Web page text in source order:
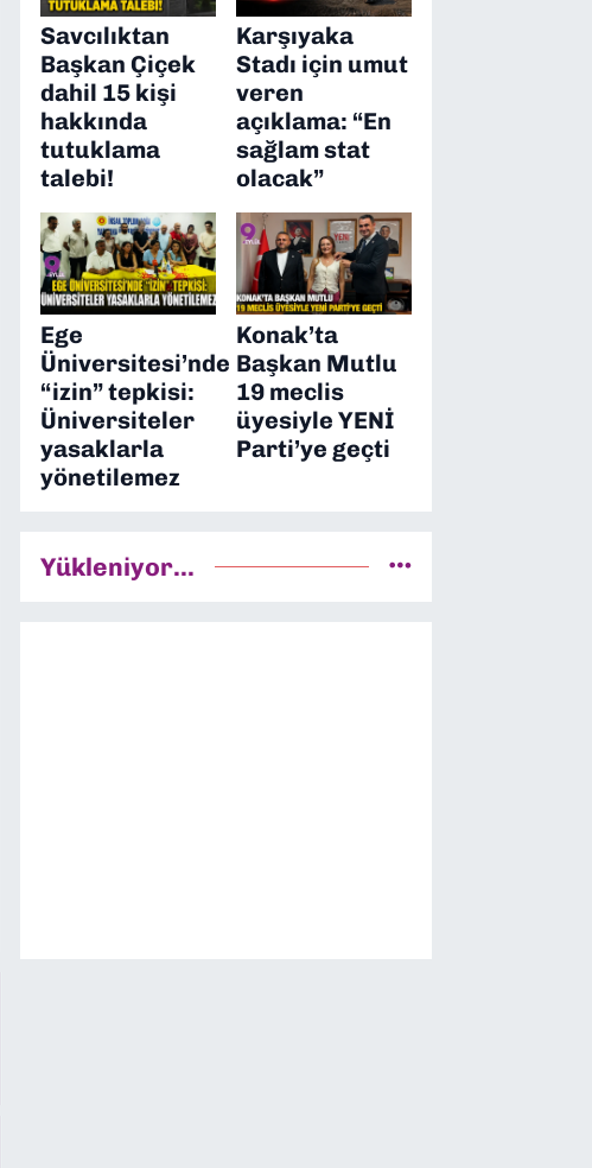
Savcılıktan
Başkan Çiçek
dahil 15 kişi
hakkında
tutuklama
talebi!
Karşıyaka
Stadı için umut
veren
açıklama: “En
sağlam stat
olacak”
Ege
Üniversitesi’nde
“izin” tepkisi:
Üniversiteler
yasaklarla
yönetilemez
Konak’ta
Başkan Mutlu
19 meclis
üyesiyle YENİ
Parti’ye geçti
Yükleniyor...